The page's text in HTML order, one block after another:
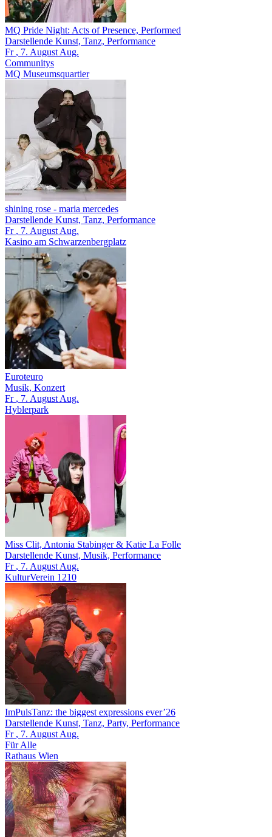
MQ Pride Night: Acts of Presence, Performed
Darstellende Kunst, Tanz, Performance
Fr , 7. August Aug.
Communitys
MQ Museumsquartier
shining rose - maria mercedes
Darstellende Kunst, Tanz, Performance
Fr , 7. August Aug.
Kasino am Schwarzenbergplatz
Euroteuro
Musik, Konzert
Fr , 7. August Aug.
Hyblerpark
Miss Clit, Antonia Stabinger & Katie La Folle
Darstellende Kunst, Musik, Performance
Fr , 7. August Aug.
KulturVerein 1210
ImPulsTanz: the biggest expressions ever’26
Darstellende Kunst, Tanz, Party, Performance
Fr , 7. August Aug.
Für Alle
Rathaus Wien